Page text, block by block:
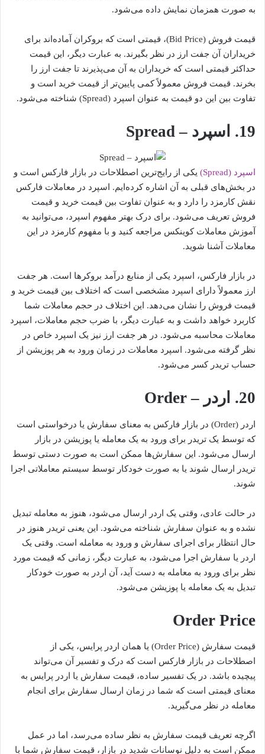
به صورت همزمان نمایش داده می‌شود.
قیمت فروش (Bid Price)، قیمتی است که بروکران آماده‌اند برای
خریداران آن جفت ارز در نظر بگیرند. به عبارت دیگر، این قیمت
حداکثر قیمتی است که خریداران به آن می‌پذیرند تا جفت ارز را
بخرند. قیمت فروش معمولاً کمی پایین‌تر از قیمت خرید است و
تفاوت بین این دو قیمت به عنوان اسپرد (Spread) شناخته می‌شود.
19. اسپرد – Spread
اسپرد (Spread)
یکی از رایج‌ترین اصطلاحات در بازار فارکس است و
در بخش‌های قبلی به آن اشاره کرده‌ایم. اسپرد در معاملات فارکس
نقش کارمزد را دارد و به عنوان تفاوت بین قیمت خرید و قیمت
فروش تعریف می‌شود. برای درک بهتر مفهوم اسپرد، می‌توانید به
آموزش معاملات کوینکس مراجعه کنید و با مفهوم کارمزد در این
معاملات آشنا شوید.
در بازار فارکس، اسپرد یکی از منابع درآمد بروکرها است. هر جفت
ارز معمولاً دارای اسپرد مشخصی است که اختلاف بین قیمت خرید و
قیمت فروش را نشان می‌دهد. این اختلاف در حجم معاملات شما
کاربرد خواهد داشت و به عبارت دیگر، با ضرب حجم معاملات، اسپرد
معاملات محاسبه می‌شود. در هر جفت ارز نیز یک اسپرد خاص در
نظر گرفته می‌شود. اسپرد معاملات در زمان ورود به هر پوزیشن از
حساب تریدر کسر می‌شود.
20. اردر – Order
اردر (Order) در بازار فارکس به معنای سفارش یا درخواستی است
که توسط یک تریدر برای ورود به یک معامله یا پوزیشن در بازار
ارسال می‌شود. این سفارش‌ها ممکن است به صورت دستی توسط
تریدر ارسال شوند یا به صورت خودکار توسط سیستم معاملاتی اجرا
شوند.
در حالت عادی، وقتی یک اردر ارسال می‌شود، هنوز به معامله تبدیل
نشده و به عنوان سفارش شناخته می‌شود. این یعنی تریدر هنوز در
حال انتظار برای اجرای سفارش و ورود به معامله است. وقتی یک
اردر یا سفارش اجرا می‌شود، به عبارت دیگر، زمانی که قیمت مورد
نظر برای ورود به معامله به دست آید، آن اردر به صورت خودکار
تبدیل به یک معامله یا پوزیشن می‌شود.
Order Price
قیمت سفارش (Order Price) یا همان اردر پرایس، یکی از
اصطلاحات در بازار فارکس است که درک و تفسیر آن می‌تواند
پیچیده باشد. در یک تفسیر ساده، قیمت سفارش یا اردر پرایس به
معنای قیمتی است که شما در زمان ارسال سفارش برای انجام
معامله در نظر می‌گیرید.
اگرچه تعریف قیمت سفارش به نظر ساده می‌رسد، اما در عمل
ممکن است به دلیل نوسانات شدید در بازار، قیمت سفارش شما با